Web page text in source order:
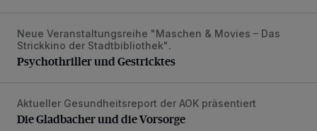
Psychothriller und Gestricktes
Neue Veranstaltungsreihe "Maschen & Movies – Das
Strickkino der Stadtbibliothek".
Psychothriller und Gestricktes
Die Gladbacher und die Vorsorge
Aktueller Gesundheitsreport der AOK präsentiert
Die Gladbacher und die Vorsorge